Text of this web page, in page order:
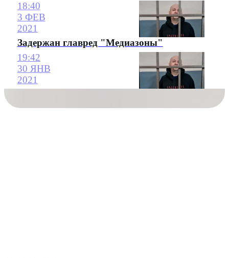
18:40
3 ФЕВ
2021
Задержан главред "Медиазоны"
19:42
30 ЯНВ
2021